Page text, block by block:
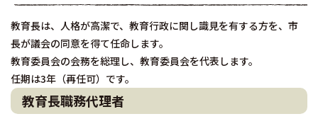
教育長は、人格が高潔で、教育行政に関し識見を有する方を、市
長が議会の同意を得て任命します。
教育委員会の会務を総理し、教育委員会を代表します。
任期は3年（再任可）です。
教育長職務代理者